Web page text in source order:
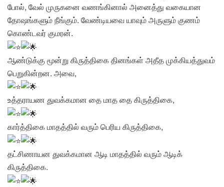
போல், வேல் முருகனை வணங்கினால் அனைத்து வகையான
தோஷங்களும் நீங்கும். வேண்டியவை யாவும் அருளும் குணம்
கொண்டவர் குமரன்.
ஆண்டுக்கு மூன்று கிருத்திகை தினங்கள் அதீத முக்கியத்துவம்
பெறுகின்றன. அவை,
உத்தராயண துவக்கமான தை மாத தை கிருத்திகை,
கார்த்திகை மாதத்தில் வரும் பெரிய கிருத்திகை,
தட்சிணாயன துவக்கமான ஆடி மாதத்தில் வரும் ஆடிக்
கிருத்திகை.